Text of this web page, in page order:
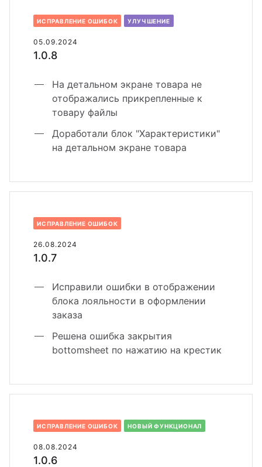
05.09.2024
1.0.8
ИСПРАВЛЕНИЕ ОШИБОК УЛУЧШЕНИЕ
На детальном экране товара не
отображались прикрепленные к
товару файлы
Доработали блок "Характеристики"
на детальном экране товара
26.08.2024
1.0.7
ИСПРАВЛЕНИЕ ОШИБОК
Исправили ошибки в отображении
блока лояльности в оформлении
заказа
Решена ошибка закрытия
bottomsheet по нажатию на крестик
08.08.2024
1.0.6
ИСПРАВЛЕНИЕ ОШИБОК НОВЫЙ ФУНКЦИОНАЛ